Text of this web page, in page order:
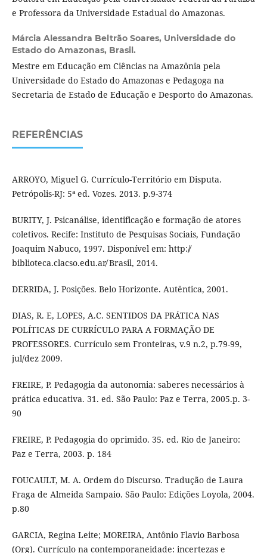
e Professora da Universidade Estadual do Amazonas.
Márcia Alessandra Beltrão Soares, Universidade do
Estado do Amazonas, Brasil.
Mestre em Educação em Ciências na Amazônia pela
Universidade do Estado do Amazonas e Pedagoga na
Secretaria de Estado de Educação e Desporto do Amazonas.
REFERÊNCIAS
ARROYO, Miguel G. Currículo-Território em Disputa.
Petrópolis-RJ: 5ª ed. Vozes. 2013. p.9-374
BURITY, J. Psicanálise, identificação e formação de atores
coletivos. Recife: Instituto de Pesquisas Sociais, Fundação
Joaquim Nabuco, 1997. Disponível em: http:/̸
biblioteca.clacso.edu.ar̸ Brasil, 2014.
DERRIDA, J. Posições. Belo Horizonte. Autêntica, 2001.
DIAS, R. E, LOPES, A.C. SENTIDOS DA PRÁTICA NAS
POLÍTICAS DE CURRÍCULO PARA A FORMAÇÃO DE
PROFESSORES. Currículo sem Fronteiras, v.9 n.2, p.79-99,
jul/dez 2009.
FREIRE, P. Pedagogia da autonomia: saberes necessários à
prática educativa. 31. ed. São Paulo: Paz e Terra, 2005.p. 3-
90
FREIRE, P. Pedagogia do oprimido. 35. ed. Rio de Janeiro:
Paz e Terra, 2003. p. 184
FOUCAULT, M. A. Ordem do Discurso. Tradução de Laura
Fraga de Almeida Sampaio. São Paulo: Edições Loyola, 2004.
p.80
GARCIA, Regina Leite; MOREIRA, Antônio Flavio Barbosa
(Org). Currículo na contemporaneidade: incertezas e